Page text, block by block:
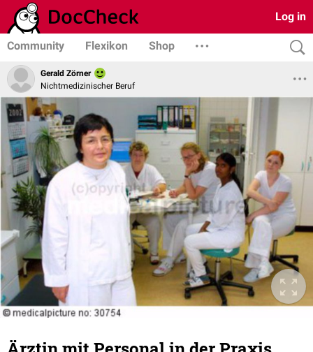
Log in
Community Flexikon Shop
Gerald Zörner
Nichtmedizinischer Beruf